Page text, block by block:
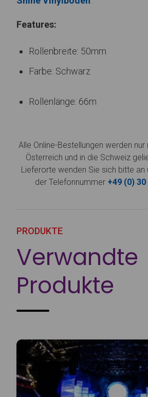
Features:
Rollenbreite: 50mm
Farbe: Schwarz
Rollenlänge: 66m
Alle Online-Bestellungen werden
Österreich und in die Schweiz
Lieferorte wenden Sie sich bitte an
der Telefonnummer +49 (0) 30
PRODUKTE
Verwandte
Produkte